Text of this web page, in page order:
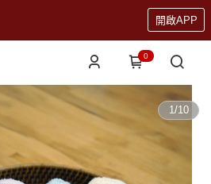
開啟APP
0
1/10